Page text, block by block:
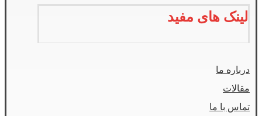
لینک های مفید
درباره ما
مقالات
تماس با ما